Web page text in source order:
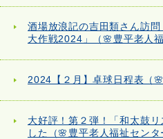
酒場放浪記の吉田類さん訪
大作戦2024」（🌸豊平老人
2024【２月】卓球日程表（
大好評！第２弾！「和太鼓
した（🌸豊平老人福祉センタ